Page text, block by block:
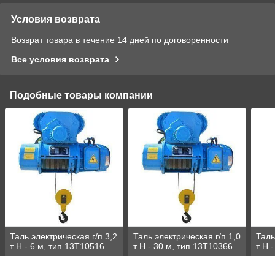
Условия возврата
Возврат товара в течение 14 дней по договоренности
Все условия возврата
Подобные товары компании
Таль электрическая г/п 3,2
т Н - 6 м, тип 13Т10516
Таль электрическая г/п 1,0
т Н - 30 м, тип 13Т10366
т Н